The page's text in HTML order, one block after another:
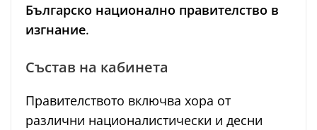
Българско национално правителство в
изгнание.
Състав на кабинета
Правителството включва хора от
различни националистически и десни